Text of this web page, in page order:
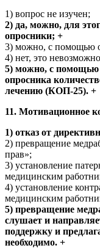
1) вопрос не изучен;
2) да, можно, для
опросники; +
3) можно, с помощью
4) нет, это
5) можно, с помощью
опросника
лечению (КОП-25). +
11. Мотивационное
1) отказ от
2) превращение
прав»;
3) установление
медицинским
4) установление
медицинским
5) превращение
слушает и
поддержку и
необходимо. +